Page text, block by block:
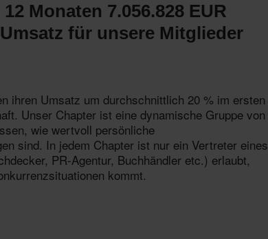
Monaten 7.056.828 EUR
für unsere Mitglieder
ihren Umsatz um durchschnittlich 20 % im ersten
Unser Chapter ist eine dynamische Gruppe von
wie wertvoll persönliche
sind. In jedem Chapter ist nur ein Vertreter eines
PR-Agentur, Buchhändler etc.) erlaubt,
kommt.